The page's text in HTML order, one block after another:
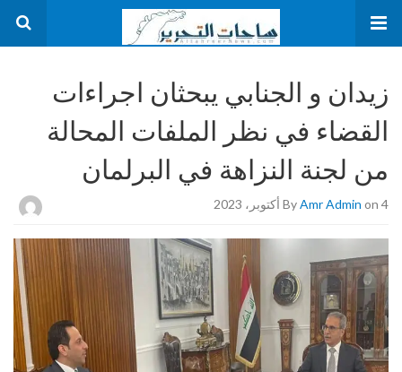
زيدان و الجنابي يبحثان اجراءات
القضاء في نظر الملفات المحالة
من لجنة النزاهة في البرلمان
ByAmr Admin on 4 أكتوبر، 2023